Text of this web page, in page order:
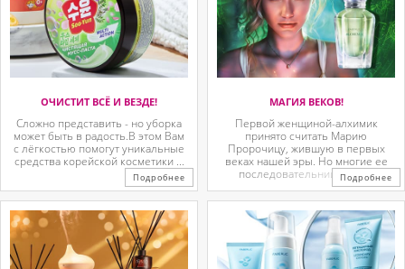
ОЧИСТИТ ВСЁ И ВЕЗДЕ!
Сложно представить - но уборка
может быть в радость.В этом Вам
с лёгкостью помогут уникальные
средства корейской косметики ...
Подробнее
МАГИЯ ВЕКОВ!
Первой женщиной-алхимик
принято считать Марию
Пророчицу, жившую в первых
веках нашей эры. Но многие ее
последовательницы так ...
Подробнее